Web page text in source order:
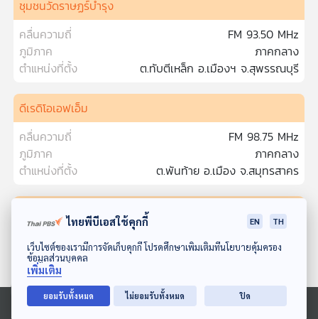
ดาวน์โหลด Thai PBS Podcast Application
ชุมชนวัดราษฏร์บำรุง
คลื่นความถี่
FM 93.50 MHz
ภูมิภาค
ภาคกลาง
ตำแหน่งที่ตั้ง
ต.ทับตีเหล็ก อ.เมืองฯ จ.สุพรรณบุรี
ดีเรดิโอเอฟเอ็ม
คลื่นความถี่
FM 98.75 MHz
ภูมิภาค
ภาคกลาง
ตำแหน่งที่ตั้ง
ต.พันท้าย อ.เมือง จ.สมุทรสาคร
คลื่นความถี่
FM 92.00 MHz
ภูมิภาค
ภาคตะวันออก
ตำแหน่งที่ตั้ง
ไทยพีบีเอสใช้คุกกี้ EN TH
เว็บไซต์ของเรามีการจัดเก็บคุกกี้ โปรดศึกษาเพิ่มเติมที่นโยบายคุ้มครอง
ข้อมูลส่วนบุคคล
เพิ่มเติม
ยอมรับทั้งหมด ไม่ยอมรับทั้งหมด ปิด